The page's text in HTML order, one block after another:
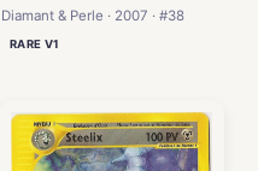
Diamant & Perle · 2007 · #38
RARE V1